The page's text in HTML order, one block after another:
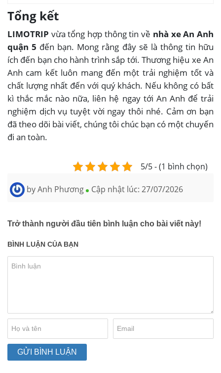
Tổng kết
LIMOTRIP vừa tổng hợp thông tin về nhà xe An Anh
quận 5 đến bạn. Mong rằng đây sẽ là thông tin hữu
ích đến bạn cho hành trình sắp tới. Thương hiệu xe An
Anh cam kết luôn mang đến một trải nghiệm tốt và
chất lượng nhất đến với quý khách. Nếu không có bất
kì thắc mắc nào nữa, liên hệ ngay tới An Anh để trải
nghiệm dịch vụ tuyệt vời ngay thôi nhé. Cảm ơn bạn
đã theo dõi bài viết, chúng tôi chúc bạn có một chuyến
đi an toàn.
5/5 - (1 bình chọn)
byAnh Phương Cập nhật lúc: 27/07/2026
Trở thành người đầu tiên bình luận cho bài viết này!
BÌNH LUẬN CỦA BẠN